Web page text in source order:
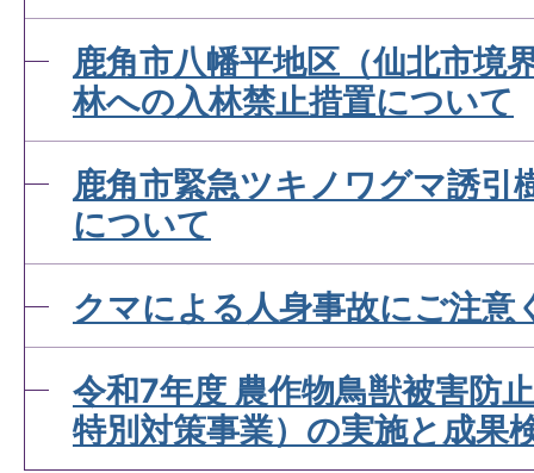
鹿角市八幡平地区（仙北市境
林への入林禁止措置について
鹿角市緊急ツキノワグマ誘引
について
クマによる人身事故にご注意
令和7年度 農作物鳥獣被害防
特別対策事業）の実施と成果